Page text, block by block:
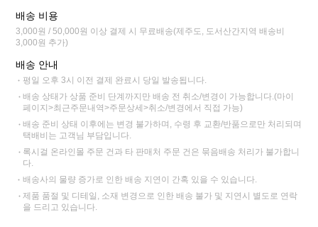
배송 비용
3,000원 / 50,000원 이상 결제 시 무료배송(제주도, 도서산간지역 배송비
3,000원 추가)
배송 안내
평일 오후 3시 이전 결제 완료시 당일 발송됩니다.
배송 상태가 상품 준비 단계까지만 배송 전 취소/변경이 가능합니다.(마이
페이지>최근주문내역>주문상세>취소/변경에서 직접 가능)
배송 준비 상태 이후에는 변경 불가하며, 수령 후 교환/반품으로만 처리되며
택배비는 고객님 부담입니다.
록시걸 온라인몰 주문 건과 타 판매처 주문 건은 묶음배송 처리가 불가합니
다.
배송사의 물량 증가로 인한 배송 지연이 간혹 있을 수 있습니다.
제품 품절 및 디테일, 소재 변경으로 인한 배송 불가 및 지연시 별도로 연락
을 드리고 있습니다.